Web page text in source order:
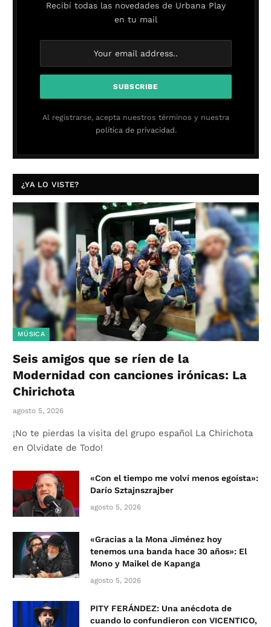
Recibí todas las novedades de Urbana Play
en tu mail
Al registrarse, acepta nuestros términos y nuestra
política de privacidad.
¿YA LO VISTE?
MÚSICA
Seis amigos que se ríen de la
Modernidad con canciones irónicas: La
Chirichota
agosto 5, 2026
¡No te pierdas la visita del grupo español La Chirichota
en Olvidate de Todo!
«Con el tiempo me volví menos egoísta»:
Darío Sztajnszrajber
agosto 5, 2026
«Gracias a la Mona Jiménez hoy
tenemos una banda hace 30 años»: El
Mono y Maikel de Kapanga
agosto 5, 2026
PITY FERÁNDEZ: Una anécdota de
cuando lo confundieron con VICENTICO,